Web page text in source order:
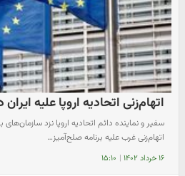
اتهام‌زنی اتحادیه‌ اروپا علیه
سفیر و نماینده دائم اتحادیه اروپا نزد
اتهام‌زنی غرب علیه برنامه صلح‌آمیز…
۱۶ خرداد ۱۴۰۲ | ۱۵:۱۰